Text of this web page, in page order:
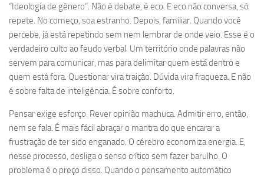
“Ideologia de gênero”. Não é debate, é eco. E eco não conversa, só
repete. No começo, soa estranho. Depois, familiar. Quando você
percebe, já está repetindo sem nem lembrar de onde veio. Esse é o
verdadeiro culto ao feudo verbal. Um território onde palavras não
servem para comunicar, mas para delimitar quem está dentro e
quem está fora. Questionar vira traição. Dúvida vira fraqueza. E não
é sobre falta de inteligência. É sobre conforto.
Pensar exige esforço. Rever opinião machuca. Admitir erro, então,
nem se fala. É mais fácil abraçar o mantra do que encarar a
frustração de ter sido enganado. O cérebro economiza energia. E,
nesse processo, desliga o senso crítico sem fazer barulho. O
problema é o preço disso. Quando o pensamento automático